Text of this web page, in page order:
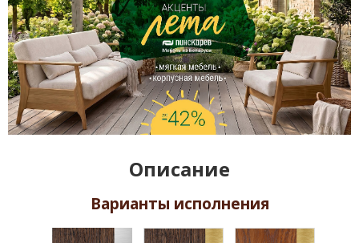
Описание
Варианты исполнения